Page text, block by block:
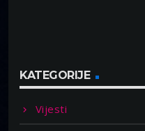
KATEGORIJE
Vijesti